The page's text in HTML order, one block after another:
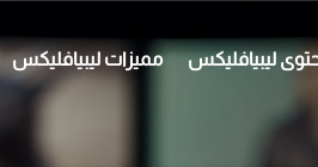
ليبيافليكس مميزات ليبيافليكس